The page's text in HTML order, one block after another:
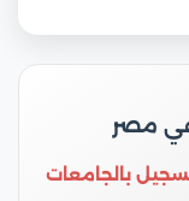
في مصر
بالجامعات